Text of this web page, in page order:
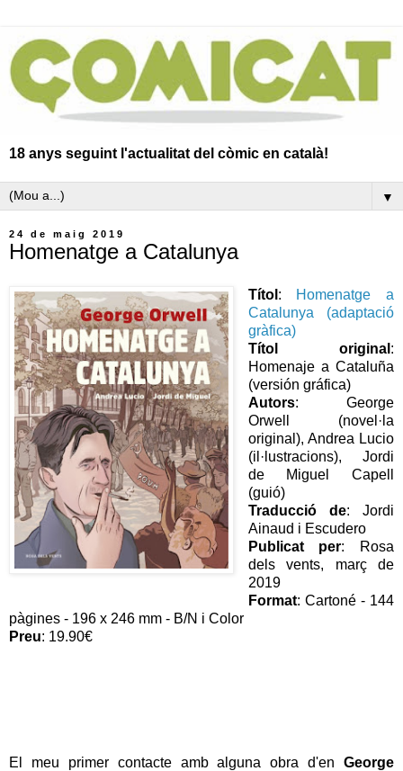
18 anys seguint l'actualitat del còmic en català!
▼
24 de maig 2019
Homenatge a Catalunya
Títol : Homenatge a
Catalunya (adaptació
gràfica)
Títol original :
Homenaje a Cataluña
(versión gráfica)
Autors: George
Orwell (novel·la
original), Andrea Lucio
(il·lustracions), Jordi
de Miguel Capell
(guió)
Traducció de: Jordi
Ainaud i Escudero
Publicat per: Rosa
dels vents, març de
2019
Format: Cartoné - 144
pàgines - 196 x 246 mm - B/N i Color
Preu: 19.90€
El meu primer contacte amb alguna obra d'en George